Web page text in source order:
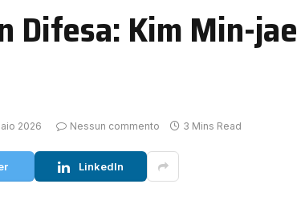
Difesa: Kim Min-
2026
Nessun commento 3 Mins Read
LinkedIn